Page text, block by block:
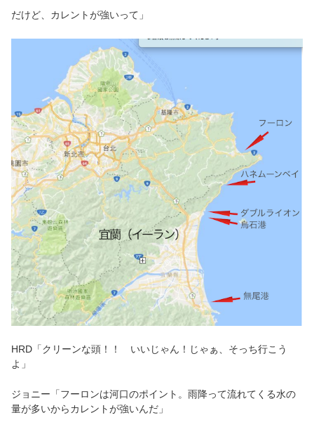
だけど、カレントが強いって」
HRD「クリーンな頭！！ いいじゃん！じゃぁ、そっち行こう
よ」
ジョニー「フーロンは河口のポイント。雨降って流れてくる水の
量が多いからカレントが強いんだ」